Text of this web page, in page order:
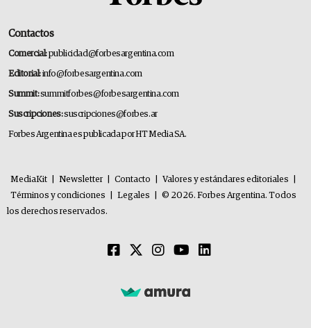
Contactos
Comercial:publicidad@forbesargentina.com
Editorial:info@forbesargentina.com
Summit:summitforbes@forbesargentina.com
Suscripciones:suscripciones@forbes.ar
Forbes Argentina es publicada por HT Media SA.
MediaKit Newsletter Contacto Valores y estándares editoriales
Términos y condiciones
Legales
© 2026. Forbes Argentina. Todos
los derechos reservados.